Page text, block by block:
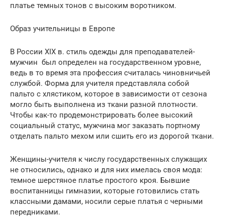
платье темных тонов с высоким воротником.
Образ учительницы в Европе
В России ХIХ в. стиль одежды для преподавателей-
мужчин был определен на государственном уровне,
ведь в то время эта профессия считалась чиновничьей
службой. Форма для учителя представляла собой
пальто с хлястиком, которое в зависимости от сезона
могло быть выполнена из ткани разной плотности.
Чтобы как-то продемонстрировать более высокий
социальный статус, мужчина мог заказать портному
отделать пальто мехом или сшить его из дорогой ткани.
Женщины-учителя к числу государственных служащих
не относились, однако и для них имелась своя мода:
темное шерстяное платье простого кроя. Бывшие
воспитанницы гимназии, которые готовились стать
классными дамами, носили серые платья с черными
передниками.